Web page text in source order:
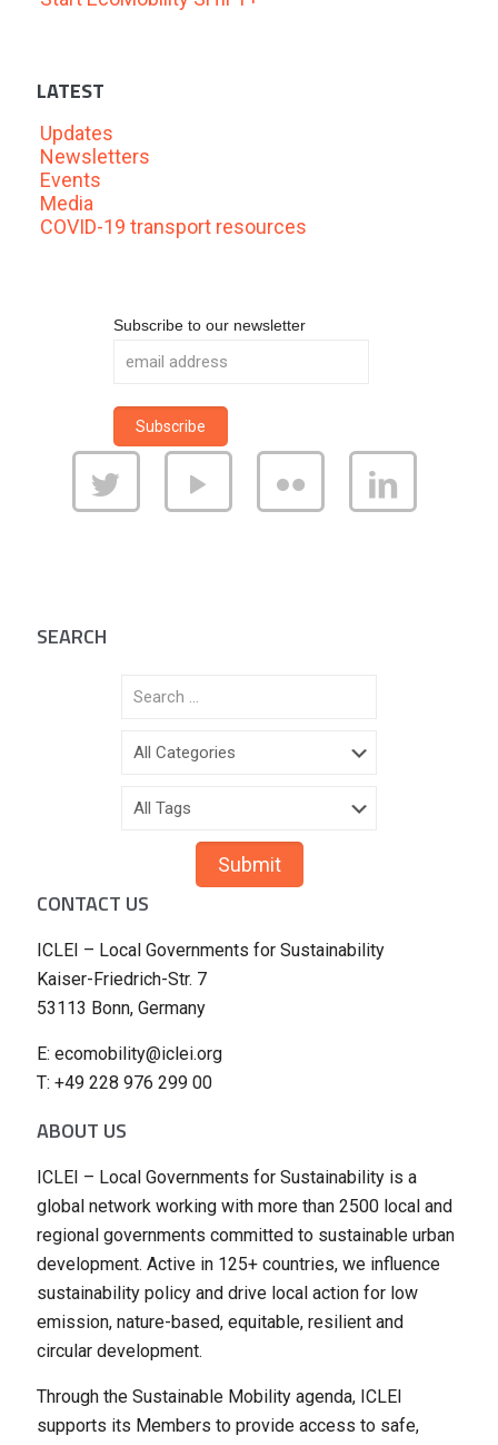
LATEST
Updates
Newsletters
Events
Media
COVID-19 transport resources
Subscribe to our newsletter
SEARCH
CONTACT US
ICLEI – Local Governments for Sustainability
Kaiser-Friedrich-Str. 7
53113 Bonn, Germany
E: ecomobility@iclei.org
T: +49 228 976 299 00
ABOUT US
ICLEI – Local Governments for Sustainability is a
global network working with more than 2500 local and
regional governments committed to sustainable urban
development. Active in 125+ countries, we influence
sustainability policy and drive local action for low
emission, nature-based, equitable, resilient and
circular development.
Through the Sustainable Mobility agenda, ICLEI
supports its Members to provide access to safe,